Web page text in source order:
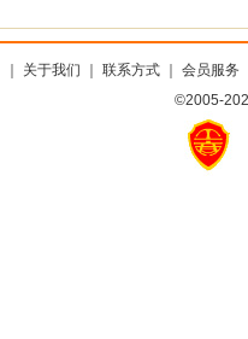
关于我们 联系方式｜ 会员服务
©2005-